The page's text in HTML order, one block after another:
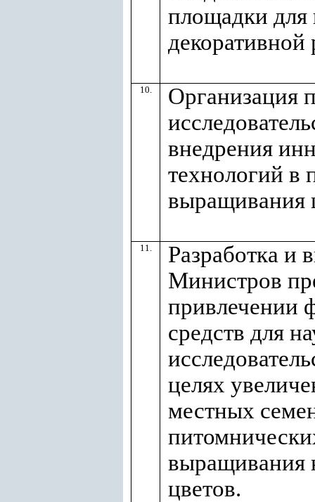
площадки для
декоративной
10.
Организация
внедрения
технологий в
выращивания
11.
Разработка и
Министров
привлечении
средств для
целях
местных
выращивания
цветов.